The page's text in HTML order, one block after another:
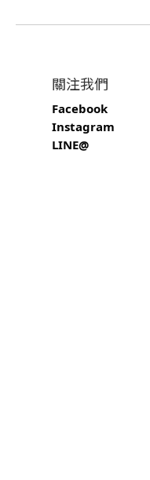
關注我們
Facebook
Instagram
LINE@